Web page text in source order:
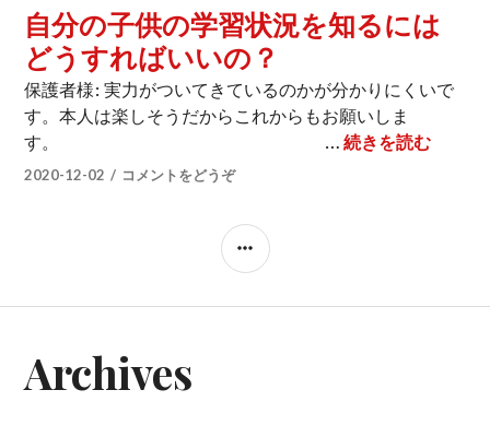
自分の子供の学習状況を知るには
どうすればいいの？
保護者様: 実力がついてきているのかが分かりにくいで
す。本人は楽しそうだからこれからもお願いしま
す。 …続きを読む自分の
2020-12-02 コメントをどうぞ
サ
ド
Archives